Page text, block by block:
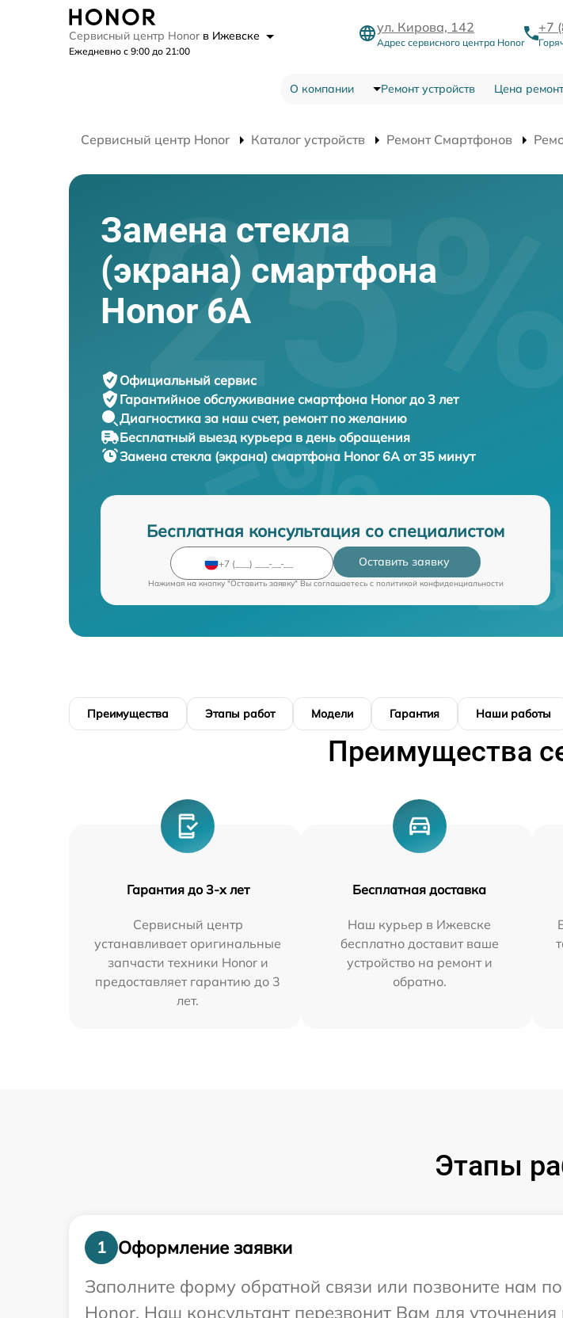
Сервисный центр Honor в Ижевске
Ежедневно с 9:00 до 21:00
ул. Кирова, 142
Адрес сервисного центра Honor
+7
О компании Ремонт устройств Цена
Сервисный центр Honor Каталог устройств Ремонт Смартфонов
Замена стекла
(экрана) смартфона
Honor 6A
Официальный сервис
Гарантийное обслуживание смартфона Honor до 3 лет
Диагностика за наш счет, ремонт по желанию
Бесплатный выезд курьера в день обращения
Замена стекла (экрана) смартфона Honor 6A от 35 минут
Бесплатная консультация со специалистом
Оставить заявку
Нажимая на кнопку "Оставить заявку" Вы соглашаетесь c политикой конфиденциальности
Преимущества Этапы работ Модели Гарантия Наши работы
Преимущества
Гарантия до 3-х лет
Сервисный центр
устанавливает оригинальные
запчасти техники Honor и
предоставляет гарантию до 3
лет.
Бесплатная доставка
Наш курьер в Ижевске
бесплатно доставит ваше
устройство на ремонт и
обратно.
Этапы
1
Оформление заявки
Заполните форму обратной связи или позвоните нам
Honor. Наш консультант перезвонит Вам для